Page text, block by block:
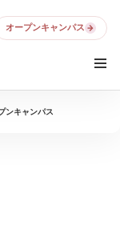
オープンキャンパス
ンキャンパス